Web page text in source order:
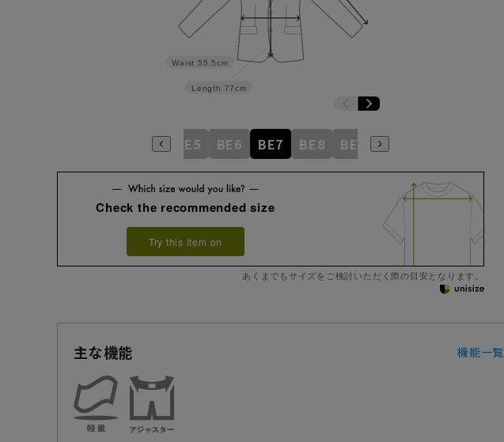
Length 77cm
Waist 55.5cm
BE4 BE5 BE6 BE7 BE8 BE9 BE10
Check the recommended size
Try this item on
あくまでもサイズをご検討いただく際の目安となります。
主な機能 機能一覧